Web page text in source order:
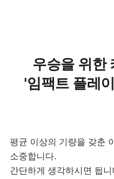
우승을 위한
'임팩트 플레
평균 이상의 기량을 갖춘
소중합니다.
간단하게 생각하시면 됩